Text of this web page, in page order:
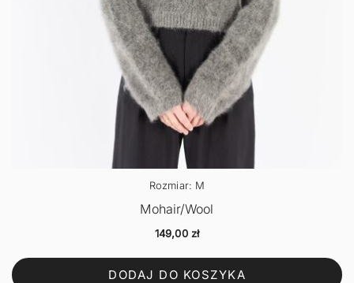
Rozmiar: M
Mohair/Wool
149,00 zł
DODAJ DO KOSZYKA